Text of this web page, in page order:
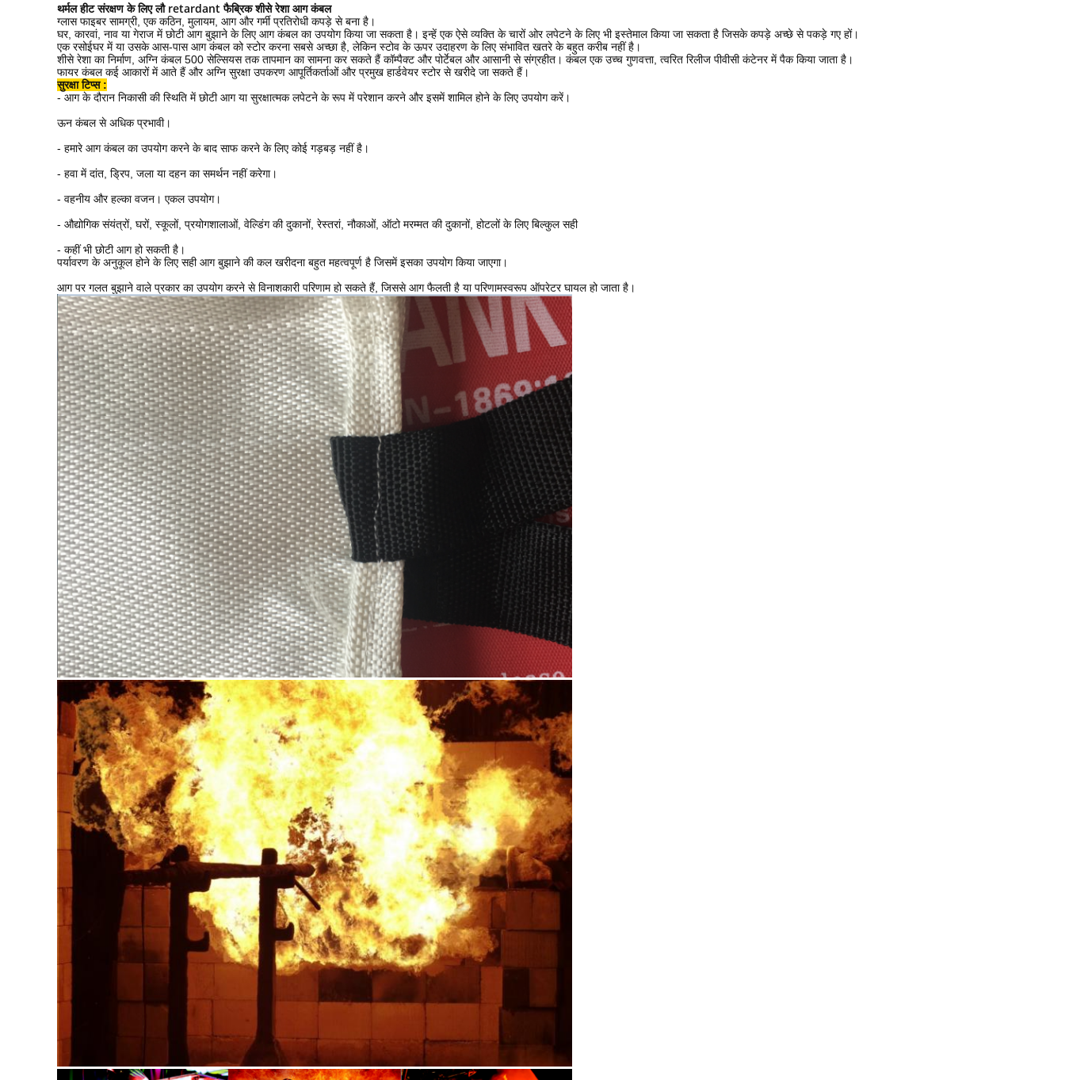
थर्मल हीट संरक्षण के लिए लौ retardant फैब्रिक शीसे रेशा आग कंबल
ग्लास फाइबर सामग्री, एक कठिन, मुलायम, आग और गर्मी प्रतिरोधी कपड़े से बना है।
घर, कारवां, नाव या गेराज में छोटी आग बुझाने के लिए आग कंबल का उपयोग किया जा सकता है। इन्हें एक ऐसे व्यक्ति के चारों ओर लपेटने के लिए भी इस्तेमाल किया जा सकता है जिसके कपड़े अच्छे से पकड़े गए हों।
एक रसोईघर में या उसके आस-पास आग कंबल को स्टोर करना सबसे अच्छा है, लेकिन स्टोव के ऊपर उदाहरण के लिए संभावित खतरे के बहुत करीब नहीं है।
शीसे रेशा का निर्माण, अग्नि कंबल 500 सेल्सियस तक तापमान का सामना कर सकते हैं कॉम्पैक्ट और पोर्टेबल और आसानी से संग्रहीत। कंबल एक उच्च गुणवत्ता, त्वरित रिलीज पीवीसी कंटेनर में पैक किया जाता है।
फायर कंबल कई आकारों में आते हैं और अग्नि सुरक्षा उपकरण आपूर्तिकर्ताओं और प्रमुख हार्डवेयर स्टोर से खरीदे जा सकते हैं।
सुरक्षा टिप्स :
- आग के दौरान निकासी की स्थिति में छोटी आग या सुरक्षात्मक लपेटने के रूप में परेशान करने और इसमें शामिल होने के लिए उपयोग करें।
ऊन कंबल से अधिक प्रभावी।
- हमारे आग कंबल का उपयोग करने के बाद साफ करने के लिए कोई गड़बड़ नहीं है।
- हवा में दांत, ड्रिप, जला या दहन का समर्थन नहीं करेगा।
- वहनीय और हल्का वजन। एकल उपयोग।
- औद्योगिक संयंत्रों, घरों, स्कूलों, प्रयोगशालाओं, वेल्डिंग की दुकानों, रेस्तरां, नौकाओं, ऑटो मरम्मत की दुकानों, होटलों के लिए बिल्कुल सही
- कहीं भी छोटी आग हो सकती है।
पर्यावरण के अनुकूल होने के लिए सही आग बुझाने की कल खरीदना बहुत महत्वपूर्ण है जिसमें इसका उपयोग किया जाएगा।
आग पर गलत बुझाने वाले प्रकार का उपयोग करने से विनाशकारी परिणाम हो सकते हैं, जिससे आग फैलती है या परिणामस्वरूप ऑपरेटर घायल हो जाता है।